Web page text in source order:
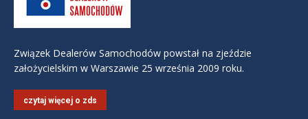
Związek Dealerów Samochodów powstał na zjeździe
założycielskim w Warszawie 25 września 2009 roku.
czytaj więcej o zds